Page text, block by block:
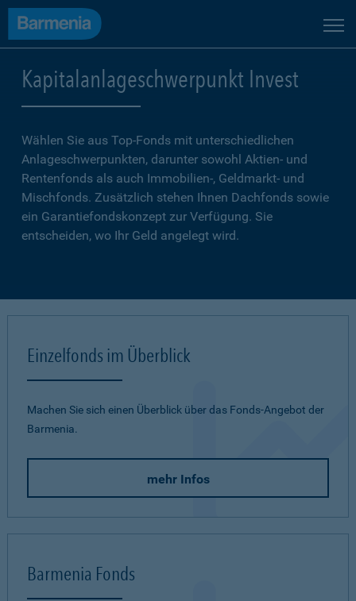
Kapitalanlageschwerpunkt Invest
Wählen Sie aus Top-Fonds mit unterschiedlichen
Anlageschwerpunkten, darunter sowohl Aktien- und
Rentenfonds als auch Immobilien-, Geldmarkt- und
Mischfonds. Zusätzlich stehen Ihnen Dachfonds sowie
ein Garantiefondskonzept zur Verfügung. Sie
entscheiden, wo Ihr Geld angelegt wird.
Einzelfonds im Überblick
Machen Sie sich einen Überblick über das Fonds-Angebot der
Barmenia.
mehr Infos
Barmenia Fonds